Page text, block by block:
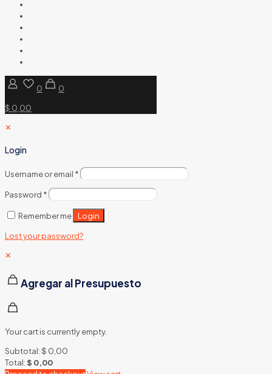
0
0
$ 0,00
✕
Login
Username or email *
Password *
Remember me Login
Lost your password?
✕
Agregar al Presupuesto
Your cart is currently empty.
Subtotal:$ 0,00
Total:$ 0,00